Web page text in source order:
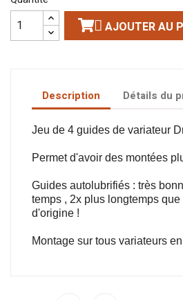
 AJOUTER AU
Description Détails du
Jeu de 4 guides de variateur
Permet d'avoir des montées
Guides autolubrifiés : très
temps , 2x plus longtemps
d'origine !
Montage sur tous variateurs